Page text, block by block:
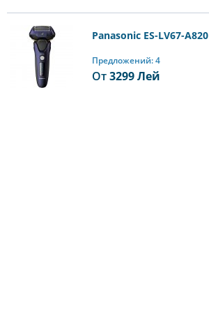
Panasonic ES-LV67-A820
Предложений: 4
От3299Лей